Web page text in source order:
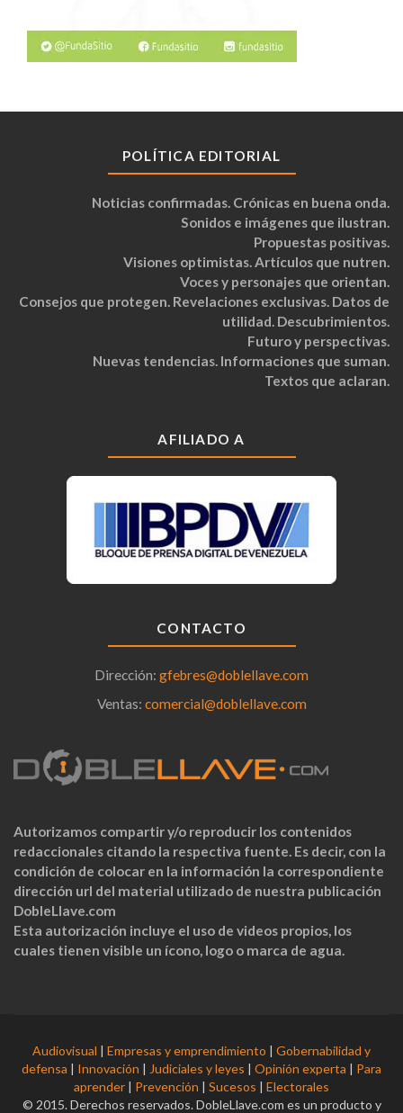
POLÍTICA EDITORIAL
Noticias confirmadas. Crónicas en buena onda.
Sonidos e imágenes que ilustran.
Propuestas positivas.
Visiones optimistas. Artículos que nutren.
Voces y personajes que orientan.
Consejos que protegen. Revelaciones exclusivas. Datos de
utilidad. Descubrimientos.
Futuro y perspectivas.
Nuevas tendencias. Informaciones que suman.
Textos que aclaran.
AFILIADO A
CONTACTO
Dirección: gfebres@doblellave.com
Ventas: comercial@doblellave.com
Autorizamos compartir y/o reproducir los contenidos
redaccionales citando la respectiva fuente. Es decir, con la
condición de colocar en la información la correspondiente
dirección url del material utilizado de nuestra publicación
DobleLlave.com
Esta autorización incluye el uso de videos propios, los
cuales tienen visible un ícono, logo o marca de agua.
Audiovisual | Empresas y emprendimiento | Gobernabilidad y
defensa | Innovación | Judiciales y leyes | Opinión experta | Para
aprender | Prevención | Sucesos | Electorales
© 2015. Derechos reservados. DobleLlave.com es un producto y